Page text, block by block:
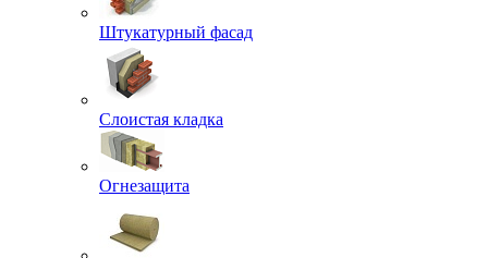
Штукатурный фасад
Слоистая кладка
Огнезащита